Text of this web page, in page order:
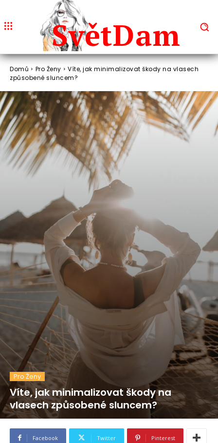
SvětDam
Domů Pro Ženy
Víte, jak minimalizovat škody na vlasech
způsobené sluncem?
Pro Ženy
Víte, jak minimalizovat škody na
vlasech způsobené sluncem?
Facebook Twitter Pinterest